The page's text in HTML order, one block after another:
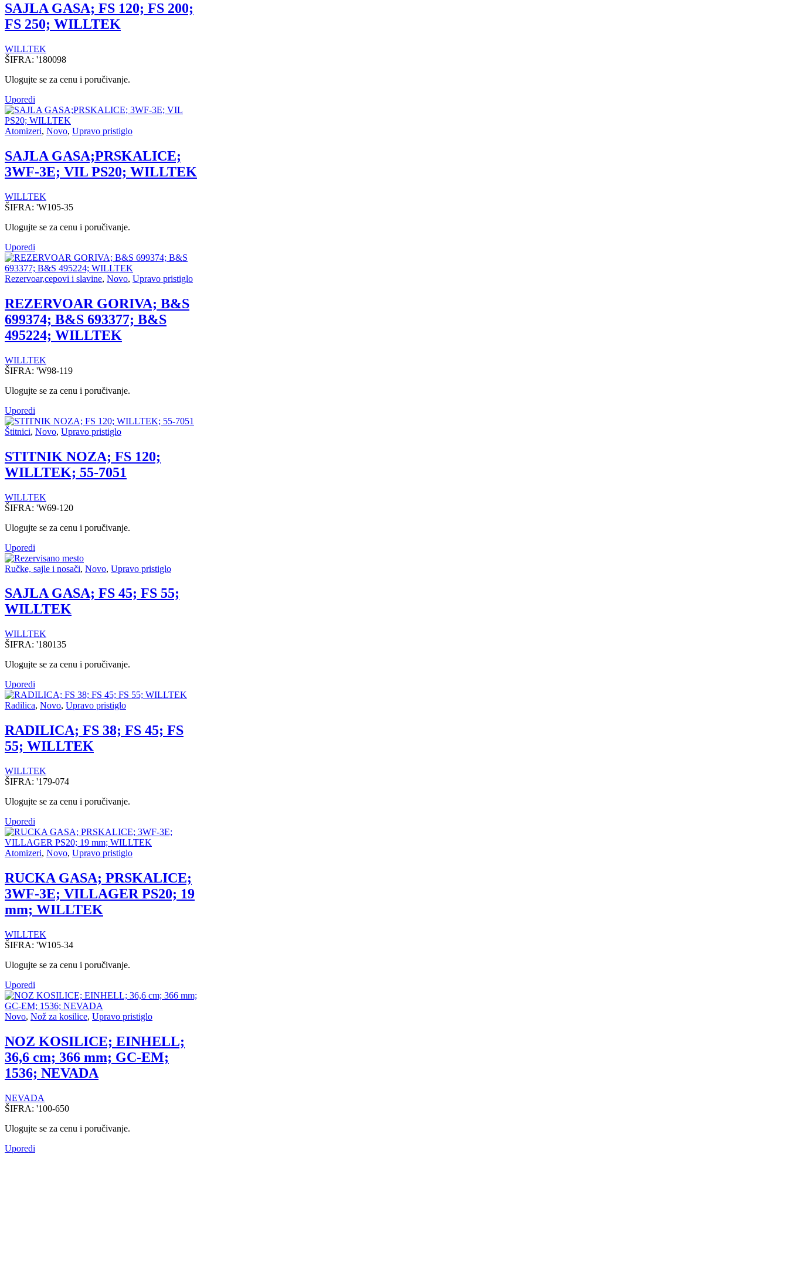
SAJLA GASA; FS 120; FS 200;
FS 250; WILLTEK
WILLTEK
ŠIFRA: '180098
Ulogujte se za cenu i poručivanje.
Uporedi
Atomizeri, Novo, Upravo pristiglo
SAJLA GASA;PRSKALICE;
3WF-3E; VIL PS20; WILLTEK
WILLTEK
ŠIFRA: 'W105-35
Ulogujte se za cenu i poručivanje.
Uporedi
Rezervoar,cepovi i slavine, Novo, Upravo pristiglo
REZERVOAR GORIVA; B&S
699374; B&S 693377; B&S
495224; WILLTEK
WILLTEK
ŠIFRA: 'W98-119
Ulogujte se za cenu i poručivanje.
Uporedi
Štitnici, Novo, Upravo pristiglo
STITNIK NOZA; FS 120;
WILLTEK; 55-7051
WILLTEK
ŠIFRA: 'W69-120
Ulogujte se za cenu i poručivanje.
Uporedi
Ručke, sajle i nosači, Novo, Upravo pristiglo
SAJLA GASA; FS 45; FS 55;
WILLTEK
WILLTEK
ŠIFRA: '180135
Ulogujte se za cenu i poručivanje.
Uporedi
Radilica, Novo, Upravo pristiglo
RADILICA; FS 38; FS 45; FS
55; WILLTEK
WILLTEK
ŠIFRA: '179-074
Ulogujte se za cenu i poručivanje.
Uporedi
Atomizeri, Novo, Upravo pristiglo
RUCKA GASA; PRSKALICE;
3WF-3E; VILLAGER PS20; 19
mm; WILLTEK
WILLTEK
ŠIFRA: 'W105-34
Ulogujte se za cenu i poručivanje.
Uporedi
Novo, Nož za kosilice, Upravo pristiglo
NOZ KOSILICE; EINHELL;
36,6 cm; 366 mm; GC-EM;
1536; NEVADA
NEVADA
ŠIFRA: '100-650
Ulogujte se za cenu i poručivanje.
Uporedi